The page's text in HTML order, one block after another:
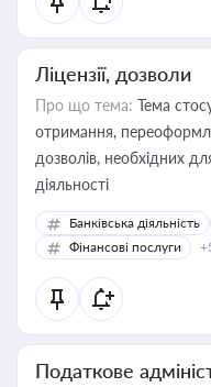
Ліцензії, дозволи
Про що тема: Тема
отримання,
дозволів, необхідних
діяльності
Банківська діяльність
Фінансові послуги
Податкове